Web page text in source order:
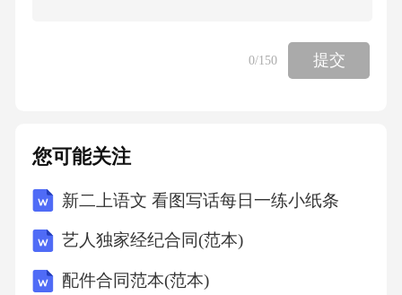
度控制是核心，常用的技术包括机器学习、深
度学习和自然语言处理。这些技术方法可以综
术卫星遥感技术激光雷达技术通过发射激光束
并接收反射信号，可以精确测量地面和建筑物
的高度、形状等信息。例如，某城市在模拟某
0/150 提交
您可能关注
新二上语文 看图写话每日一练小纸条
艺人独家经纪合同(范本)
配件合同范本(范本)